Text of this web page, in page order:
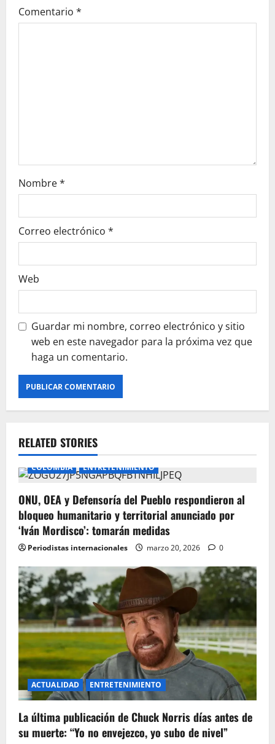
a
Comentario *
Nombre*
Correo electrónico *
Web
Guardar mi nombre, correo electrónico y sitio
web en este navegador para la próxima vez que
haga un comentario.
RELATED STORIES
COLOMBIA ENTRETENIMIENTO
ONU, OEA y Defensoría del Pueblo respondieron al
bloqueo humanitario y territorial anunciado por
‘Iván Mordisco’: tomarán medidas
Periodistas internacionales marzo 20, 2026 0
ACTUALIDAD ENTRETENIMIENTO
La última publicación de Chuck Norris días antes de
su muerte: “Yo no envejezco, yo subo de nivel”